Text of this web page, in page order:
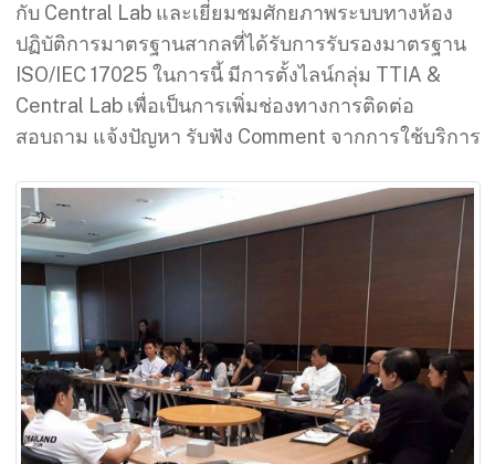
กับ Central Lab และเยี่ยมชมศักยภาพระบบทางห้อง
ปฏิบัติการมาตรฐานสากลที่ได้รับการรับรองมาตรฐาน
ISO/IEC 17025 ในการนี้ มีการตั้งไลน์กลุ่ม TTIA &
Central Lab เพื่อเป็นการเพิ่มช่องทางการติดต่อ
สอบถาม แจ้งปัญหา รับฟัง Comment จากการใช้บริการ